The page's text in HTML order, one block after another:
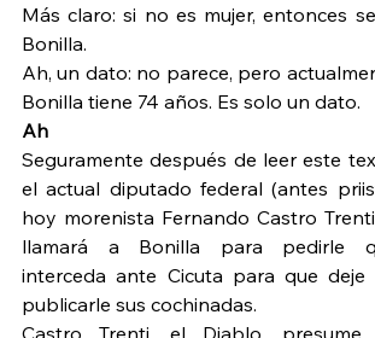
Más claro: si no es mujer, entonces
Bonilla.
Ah, un dato: no parece, pero
Bonilla tiene 74 años. Es solo un dato.
Ah
Seguramente después de leer este
el actual diputado federal (antes
hoy morenista Fernando Castro
llamará a Bonilla para pedirle
interceda ante Cicuta para que deje
publicarle sus cochinadas.